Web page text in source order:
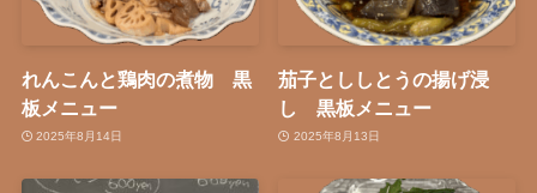
れんこんと鶏肉の煮物 黒
板メニュー
2025年8月14日
茄子とししとうの揚げ浸
し 黒板メニュー
2025年8月13日